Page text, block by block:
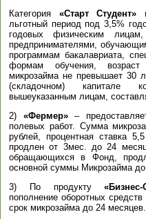
Категория «Старт Студент»
льготный период под 3,5%
годовых физическим
предпринимателями,
программам бакалавриата,
формам обучения,
микрозайма не превышает 30
(складочном) капитале
вышеуказанным лицам,
2) «Фермер»–
полевых работ. Сумма
рублей, процентная ставка
продлен от 3мес. до 24
обращающихся в Фонд,
основной суммы Микрозайма до
3) По продукту
пополнение оборотных
срок микрозайма до 24 месяцев.